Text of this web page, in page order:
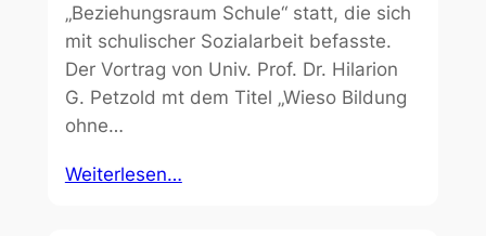
„Beziehungsraum Schule“ statt, die sich
mit schulischer Sozialarbeit befasste.
Der Vortrag von Univ. Prof. Dr. Hilarion
G. Petzold mt dem Titel „Wieso Bildung
ohne…
Weiterlesen…